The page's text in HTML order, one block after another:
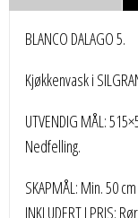
BLANCO DALAGO 5.
Kjøkkenvask i
UTVENDIG MÅL:
Nedfelling.
SKAPMÅL: Min. 50
INKLUDERT I PRIS: